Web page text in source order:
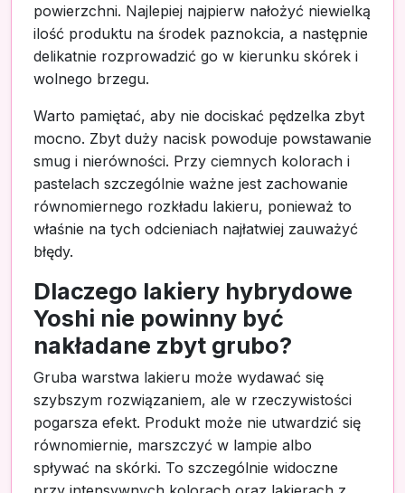
powierzchni. Najlepiej najpierw nałożyć niewielką
ilość produktu na środek paznokcia, a następnie
delikatnie rozprowadzić go w kierunku skórek i
wolnego brzegu.
Warto pamiętać, aby nie dociskać pędzelka zbyt
mocno. Zbyt duży nacisk powoduje powstawanie
smug i nierówności. Przy ciemnych kolorach i
pastelach szczególnie ważne jest zachowanie
równomiernego rozkładu lakieru, ponieważ to
właśnie na tych odcieniach najłatwiej zauważyć
błędy.
Dlaczego lakiery hybrydowe
Yoshi nie powinny być
nakładane zbyt grubo?
Gruba warstwa lakieru może wydawać się
szybszym rozwiązaniem, ale w rzeczywistości
pogarsza efekt. Produkt może nie utwardzić się
równomiernie, marszczyć w lampie albo
spływać na skórki. To szczególnie widoczne